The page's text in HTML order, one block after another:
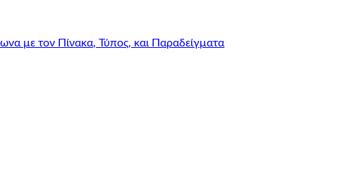
με τον Πίνακα, Τύπος, και Παραδείγματα